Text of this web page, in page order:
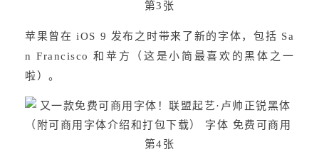
苹果曾在 iOS 9 发布之时带来了新的字体，包括 Sa
n Francisco 和苹方（这是小简最喜欢的黑体之一
啦）。